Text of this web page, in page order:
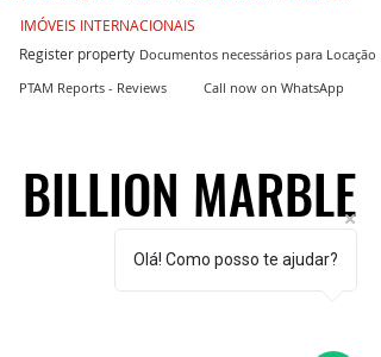
Register property Documentos necessários para Locação
PTAM Reports - Reviews
Call now on WhatsApp
IMÓVEIS INTERNACIONAIS
BILLION MARBLE
BILLION MARBLE
Olá! Como posso te ajudar?